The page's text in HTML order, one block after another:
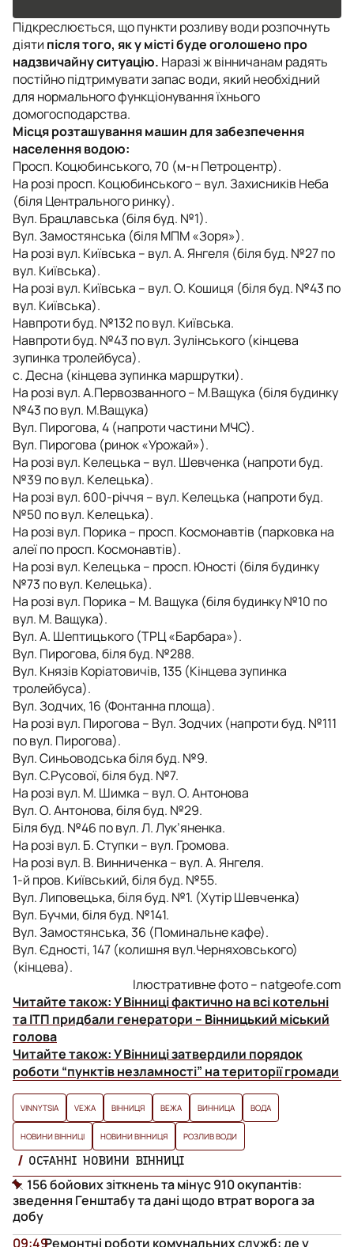
Підкреслюється, що пункти розливу води розпочнуть
діяти після того, як у місті буде оголошено про
надзвичайну ситуацію. Наразі ж вінничанам радять
постійно підтримувати запас води, який необхідний
для нормального функціонування їхнього
домогосподарства.
Місця розташування машин для забезпечення
населення водою:
Просп. Коцюбинського, 70 (м-н Петроцентр).
На розі просп. Коцюбинського – вул. Захисників Неба
(біля Центрального ринку).
Вул. Брацлавська (біля буд. №1).
Вул. Замостянська (біля МПМ «Зоря»).
На розі вул. Київська – вул. А. Янгеля (біля буд. №27 по
вул. Київська).
На розі вул. Київська – вул. О. Кошиця (біля буд. №43 по
вул. Київська).
Навпроти буд. №132 по вул. Київська.
Навпроти буд. №43 по вул. Зулінського (кінцева
зупинка тролейбуса).
с. Десна (кінцева зупинка маршрутки).
На розі вул. А.Первозванного – М.Ващука (біля будинку
№43 по вул. М.Ващука)
Вул. Пирогова, 4 (напроти частини МЧС).
Вул. Пирогова (ринок «Урожай»).
На розі вул. Келецька – вул. Шевченка (напроти буд.
№39 по вул. Келецька).
На розі вул. 600-річчя – вул. Келецька (напроти буд.
№50 по вул. Келецька).
На розі вул. Порика – просп. Космонавтів (парковка на
алеї по просп. Космонавтів).
На розі вул. Келецька – просп. Юності (біля будинку
№73 по вул. Келецька).
На розі вул. Порика – М. Ващука (біля будинку №10 по
вул. М. Ващука).
Вул. А. Шептицького (ТРЦ «Барбара»).
Вул. Пирогова, біля буд. №288.
Вул. Князів Коріатовичів, 135 (Кінцева зупинка
тролейбуса).
Вул. Зодчих, 16 (Фонтанна площа).
На розі вул. Пирогова – Вул. Зодчих (напроти буд. №111
по вул. Пирогова).
Вул. Синьоводська біля буд. №9.
Вул. С.Русової, біля буд. №7.
На розі вул. М. Шимка – вул. О. Антонова
Вул. О. Антонова, біля буд. №29.
Біля буд. №46 по вул. Л. Лук’яненка.
На розі вул. Б. Ступки – вул. Громова.
На розі вул. В. Винниченка – вул. А. Янгеля.
1-й пров. Київський, біля буд. №55.
Вул. Липовецька, біля буд. №1. (Хутір Шевченка)
Вул. Бучми, біля буд. №141.
Вул. Замостянська, 36 (Поминальне кафе).
Вул. Єдності, 147 (колишня вул.Черняховського)
(кінцева).
Ілюстративне фото – natgeofe.com
Читайте також:У Вінниці фактично на всі котельні
та ІТП придбали генератори – Вінницький міський
голова
Читайте також:У Вінниці затвердили порядок
роботи “пунктів незламності” на території громади
VINNYTSIA VЕЖА ВІННИЦЯ ВЕЖА ВИННИЦА ВОДА
НОВИНИ ВІННИЦІ НОВИНИ ВІННИЦЯ РОЗЛИВ ВОДИ
ОСТАННІ НОВИНИ ВІННИЦІ
156 бойових зіткнень та мінус 910 окупантів:
зведення Генштабу та дані щодо втрат ворога за
добу
Ремонтні роботи комунальних служб: де у
09:49